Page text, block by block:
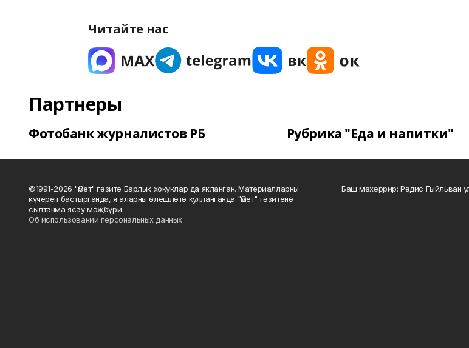
Читайте нас
Партнеры
Фотобанк журналистов РБ Рубрика "Еда и напитки"
©1991-2026 "Өмет" гәзите Барлык хокуклар да якланган. Материалларны
күчереп бастырганда, я аларны өлешләтә кулланганда "Өмет" гәзитенә
сылтанма ясау мәҗбүри
Об использовании персональных данных
Баш мөхәррир: Рәдис Гыйльван